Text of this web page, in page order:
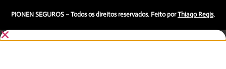
PIONEN SEGUROS – Todos os direitos reservados. Feito porThiago Regis.